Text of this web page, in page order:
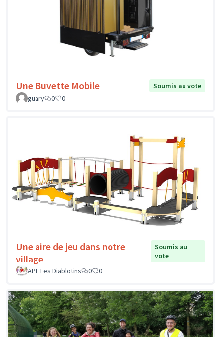
Une Buvette Mobile
Soumis au vote
guary
0 0
Une aire de jeu dans notre
village
Soumis au
vote
APE Les Diablotins
0 0